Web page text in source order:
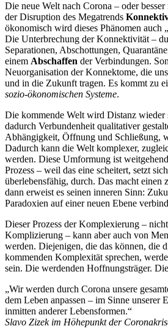
Die neue Welt nach Corona – oder
der Disruption des Megatrends
ökonomisch wird dieses Phänomen auch
Die Unterbrechung der Konnektivität –
Separationen, Abschottungen,
einem Abschaffen der Verbindungen.
Neuorganisation der Konnektome, die
und in die Zukunft tragen. Es kommt zu
sozio-ökonomischen Systeme.
Die kommende Welt wird Distanz wieder
dadurch Verbundenheit qualitativer
Abhängigkeit, Öffnung und Schließung,
Dadurch kann die Welt komplexer,
werden. Diese Umformung ist
Prozess – weil das eine scheitert, setzt
überlebensfähig, durch. Das macht einen
dann erweist es seinen inneren Sinn:
Paradoxien auf einer neuen Ebene
Dieser Prozess der Komplexierung –
Komplizierung – kann aber auch von
werden. Diejenigen, die das können, die
kommenden Komplexität sprechen,
sein. Die werdenden Hoffnungsträger.
„Wir werden durch Corona unsere
dem Leben anpassen – im Sinne unserer
inmitten anderer Lebensformen.“
Slavo Zizek im Höhepunkt der